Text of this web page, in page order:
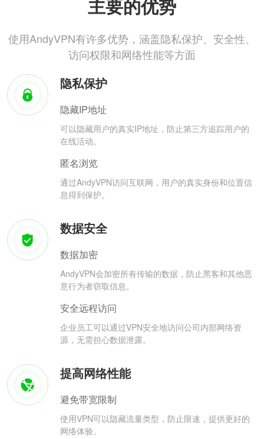
主要的优势
使用AndyVPN有许多优势，涵盖隐私保护、安全性、
访问权限和网络性能等方面
隐私保护
隐藏IP地址
可以隐藏用户的真实IP地址，防止第三方追踪用户的
在线活动。
匿名浏览
通过AndyVPN访问互联网，用户的真实身份和位置信
息得到保护。
数据安全
数据加密
AndyVPN会加密所有传输的数据，防止黑客和其他恶
意行为者窃取信息。
安全远程访问
企业员工可以通过VPN安全地访问公司内部网络资
源，无需担心数据泄露。
提高网络性能
避免带宽限制
使用VPN可以隐藏流量类型，防止限速，提供更好的
网络体验。